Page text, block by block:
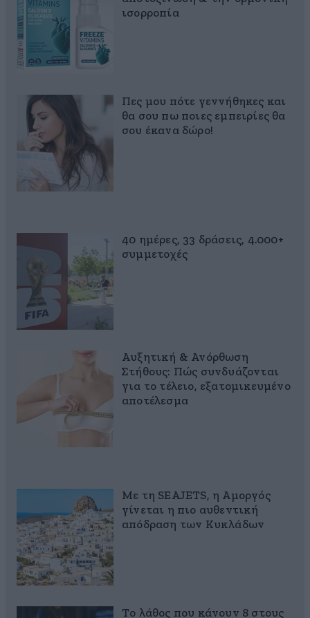
ισορροπία
Πες μου πότε γεννήθηκες και
θα σου πω ποιες εμπειρίες θα
σου έκανα δώρο!
40 ημέρες, 33 δράσεις, 4.000+
συμμετοχές
Αυξητική & Ανόρθωση
Στήθους: Πώς συνδυάζονται
για το τέλειο, εξατομικευμένο
αποτέλεσμα
Με τη SEAJETS, η Αμοργός
γίνεται η πιο αυθεντική
απόδραση των Κυκλάδων
Το λάθος που κάνουν 8 στους